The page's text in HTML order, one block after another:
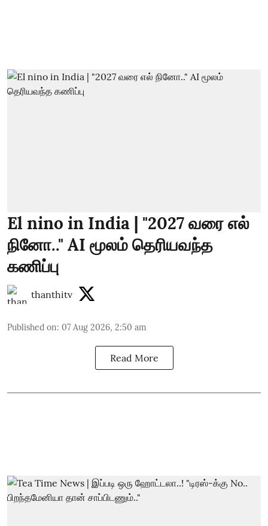
El nino in India | "2027 வரை எல்
நினோ.." AI மூலம் தெரியவந்த
கணிப்பு
thanthitv
Published on: 07 Aug 2026, 2:50 am
Read More